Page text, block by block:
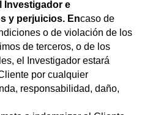
Investigador e
y perjuicios. Encaso de
o de violación de los
de terceros, o de los
el Investigador estará
por cualquier
responsabilidad, daño,